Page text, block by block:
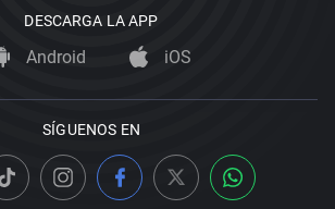
DESCARGA LA APP
Android iOS
SÍGUENOS EN